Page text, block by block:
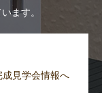
ます。
成見学会情報へ